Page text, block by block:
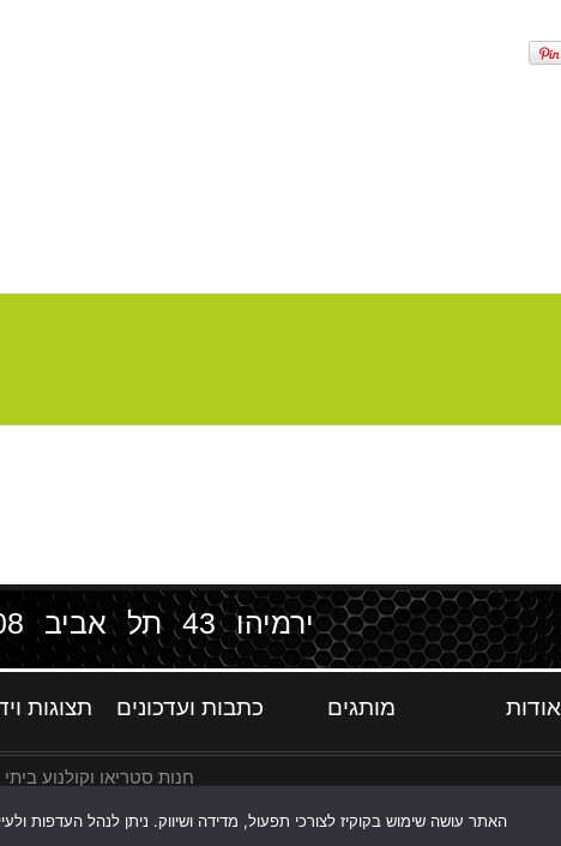
ירמיהו 43 תל אביב
אודות מותגים כתבות ועדכונים תצוגות
חנות סטריאו וקולנוע ביתי HIGH END
האתר עושה שימוש בקוקיז לצורכי תפעול, מדידה ושיווק. ניתן לנהל העדפות